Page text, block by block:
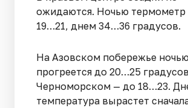
ожидаются. Ночью термометр
19…21, днем 34…36 градусов.
На Азовском побережье
прогреется до 20…25
Черноморском — до 18…23.
температура вырастет